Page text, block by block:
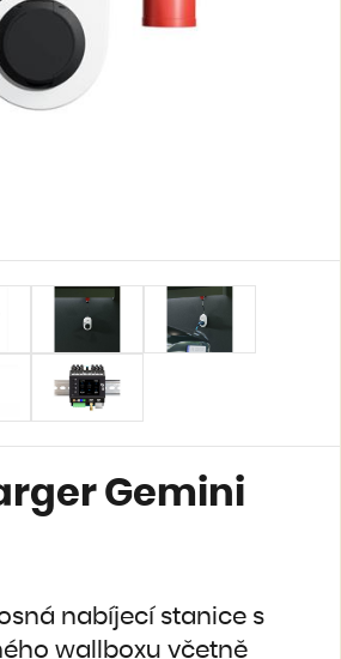
Gemini
nabíjecí stanice s
wallboxu včetně